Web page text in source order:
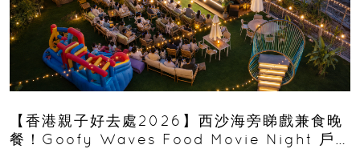
【香港親子好去處2026】西沙海旁睇戲兼食晚
餐！Goofy Waves Food Movie Night 戶